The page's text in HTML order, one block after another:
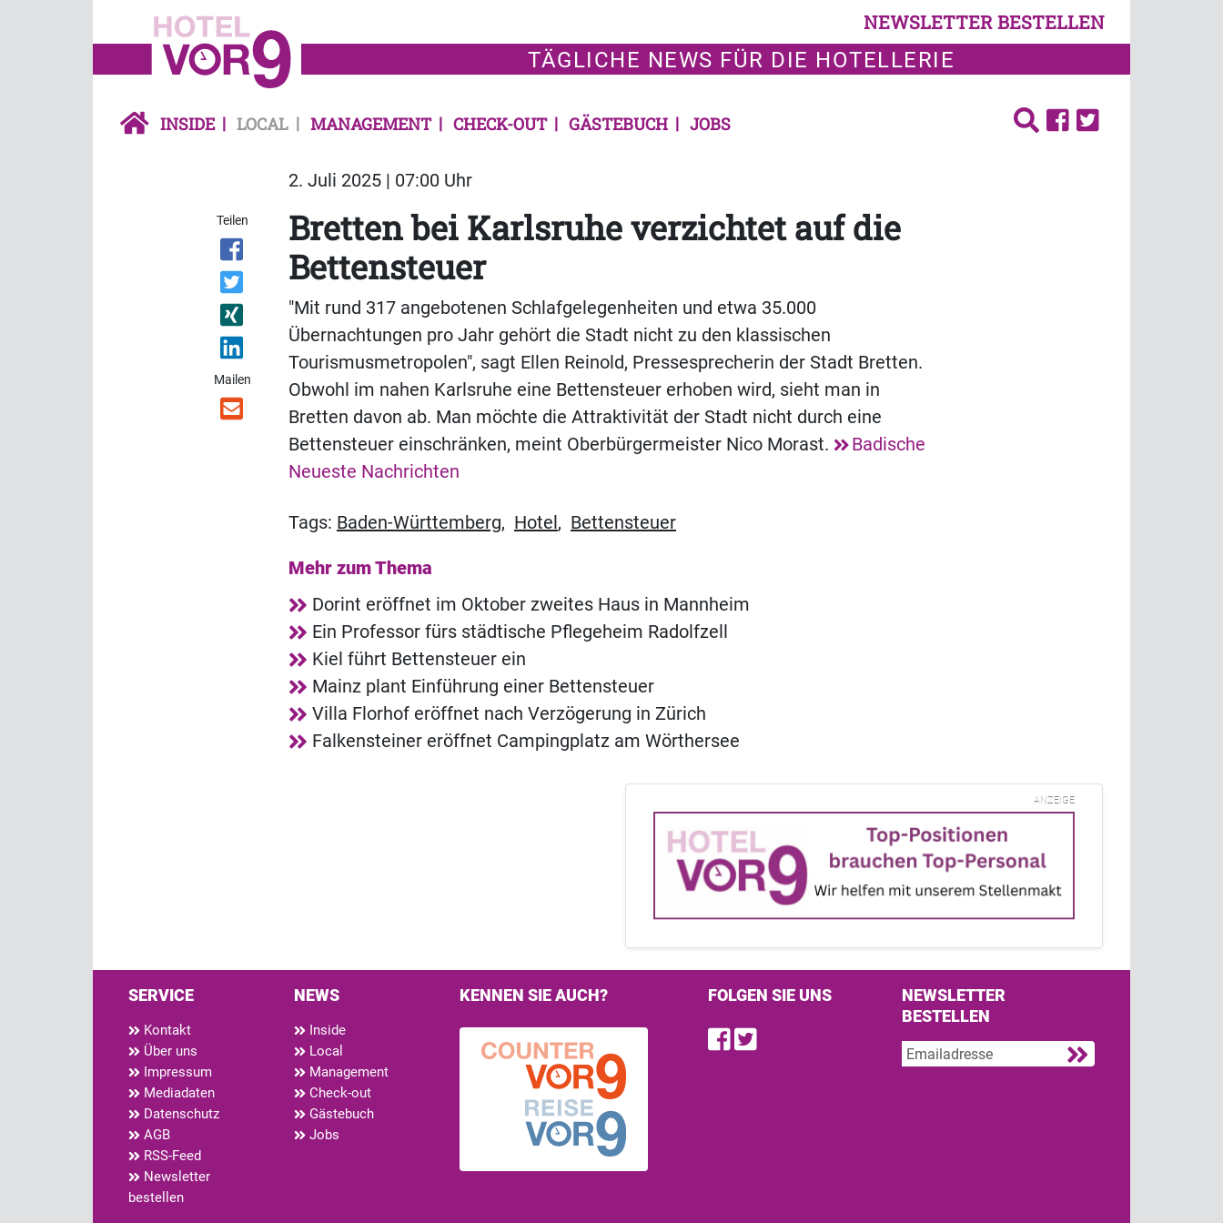
NEWSLETTER BESTELLEN
TÄGLICHE NEWS FÜR DIE HOTELLERIE
INSIDE LOCAL MANAGEMENT CHECK-OUT GÄSTEBUCH JOBS
2. Juli 2025 | 07:00 Uhr
Teilen
Mailen
Bretten bei Karlsruhe verzichtet auf die
Bettensteuer
"Mit rund 317 angebotenen Schlafgelegenheiten und etwa 35.000
Übernachtungen pro Jahr gehört die Stadt nicht zu den klassischen
Tourismusmetropolen", sagt Ellen Reinold, Pressesprecherin der Stadt Bretten.
Obwohl im nahen Karlsruhe eine Bettensteuer erhoben wird, sieht man in
Bretten davon ab. Man möchte die Attraktivität der Stadt nicht durch eine
Bettensteuer einschränken, meint Oberbürgermeister Nico Morast.
Badische
Neueste Nachrichten
Tags: Baden-Württemberg, Hotel , Bettensteuer
Mehr zum Thema
Dorint eröffnet im Oktober zweites Haus in Mannheim
Ein Professor fürs städtische Pflegeheim Radolfzell
Kiel führt Bettensteuer ein
Mainz plant Einführung einer Bettensteuer
Villa Florhof eröffnet nach Verzögerung in Zürich
Falkensteiner eröffnet Campingplatz am Wörthersee
ANZEIGE
SERVICE
Kontakt
Über uns
Impressum
Mediadaten
Datenschutz
AGB
RSS-Feed
Newsletter
bestellen
NEWS
Inside
Local
Management
Check-out
Gästebuch
Jobs
KENNEN SIE AUCH? FOLGEN SIE UNS
Find us on Facebook
Follow us on Twitter
NEWSLETTER
BESTELLEN